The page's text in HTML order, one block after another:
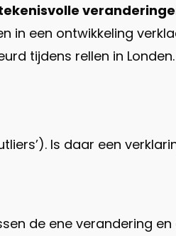
een ontwikkeling
tijdens rellen in Londen.
Is daar een
de ene verandering